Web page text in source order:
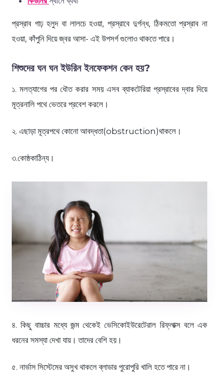
প্রস্রাব গাঢ় হলুদ বা লালচে হওয়া, প্রস্রাবে দুর্গন্ধ, ঠিকমতো প্রস্রাব না
হওয়া, কাঁপুনি দিয়ে জ্বর আসা- এই উপসর্গ গুলোও থাকতে পারে।
শিশুদের ঘন ঘন ইউরিন ইনফেকশন কেন হয়?
১. মলত্যাগের পর ধৌত করার সময় এসব ব্যাকটেরিয়া প্রস্রাবের দ্বার দিয়ে
মূত্রনালি পথে ভেতরে প্রবেশ করলে।
২. এছাড়া মূত্রপথে কোনো আবদ্ধতা(obstruction)থাকলে।
৩.কোষ্ঠকাঠিন্য।
৪. কিছু বাচ্চার মধ্যে জন্ম থেকেই ভেসিকোইউরেটেরাল রিফ্লাক্স বলে এক
ধরনের সমস্যা দেখা যায়। তাদের বেশি হয়।
৫. নার্ভাস সিস্টেমের অসুখ থাকলে ব্লাডার পুরোপুরি খালি হতে পারে না।